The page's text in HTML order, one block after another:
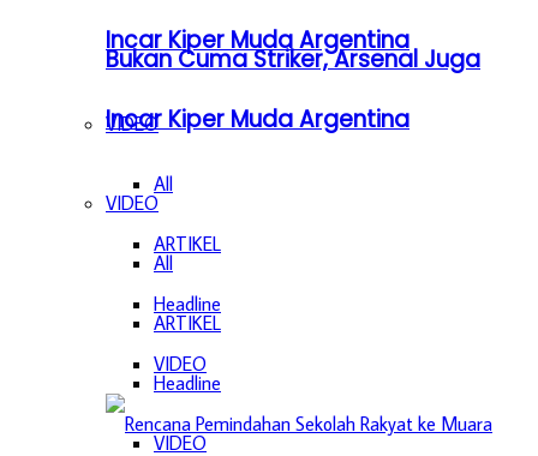
Incar Kiper Muda Argentina
VIDEO
All
ARTIKEL
Headline
VIDEO
Bukan Cuma Striker, Arsenal Juga
Incar Kiper Muda Argentina
VIDEO
All
ARTIKEL
Headline
VIDEO